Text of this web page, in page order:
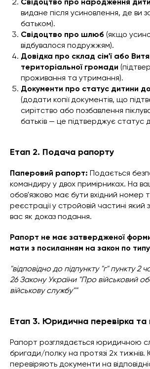
видане після усиновлення, де ви
батьком).
Свідоцтво про шлюб (якщо
відбувалося подружжям).
Довідка про склад сім'ї або
територіальної громади
проживання та утримання).
Документи про статус дитини
(додати копії документів, що
сирітство або позбавлення
батьків — це підтверджує статус
Етап 2. Подача рапорту
Паперовий рапорт: Подається
командиру у двох примірниках. На
обов'язково має бути вхідний номер
реєстрації у стройовій частині
вас як доказ подання.
Рапорт не має затвердженої
мати з посиланням на закон по
"відповідно до підпункту "г" пункту 2
26 Закону України "Про військовий
військову службу""
Етап 3. Юридична перевірка та
Рапорт розглядається юридичною
бригади/полку на протязі 2х
перевіряють документи на